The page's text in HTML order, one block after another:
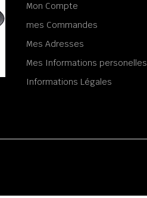
Mon Compte
mes Commandes
Mes Adresses
Mes Informations personelles
Informations Légales